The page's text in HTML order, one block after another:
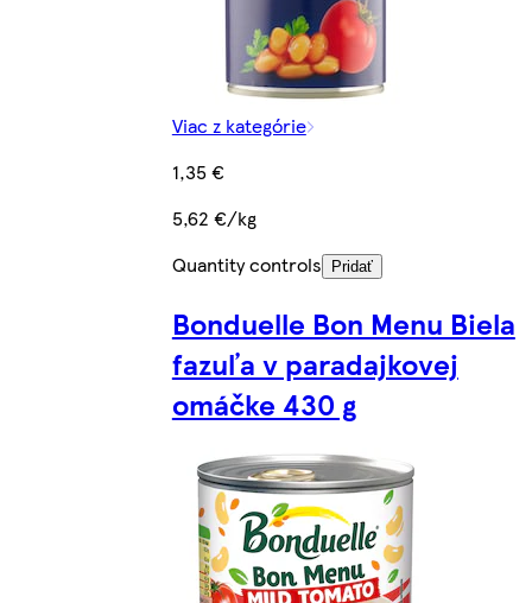
Viac z kategórie
1,35 €
5,62 €/kg
Quantity controls
Pridať
Bonduelle Bon Menu Biela
fazuľa v paradajkovej
omáčke 430 g